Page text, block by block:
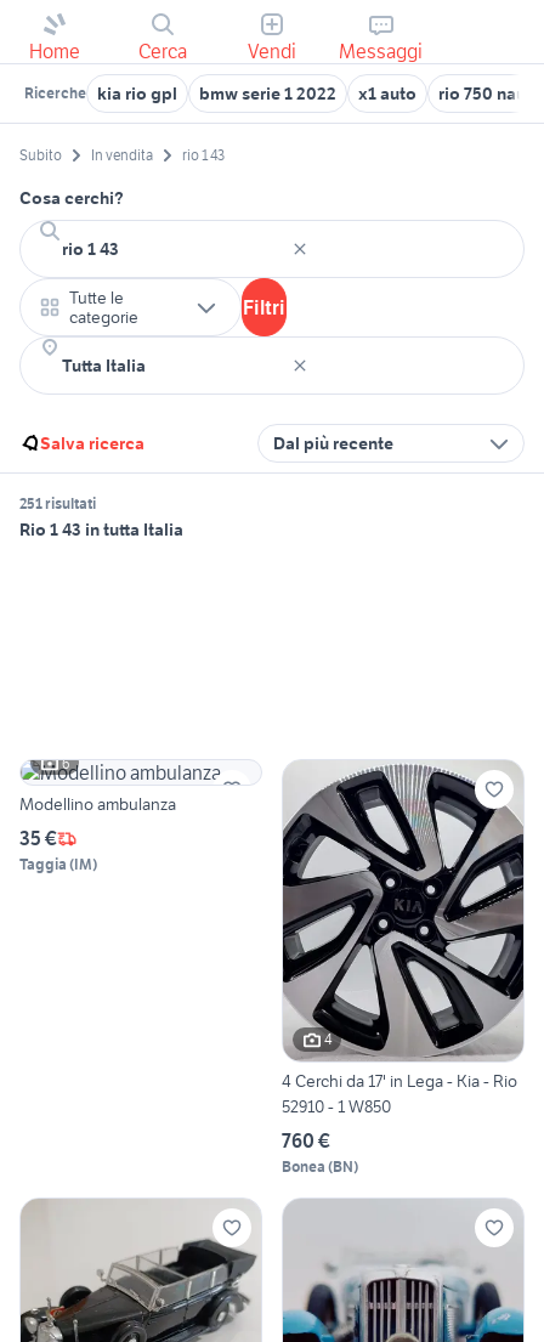
Home Cerca Vendi Messaggi
Ricerche kia rio gpl bmw serie 1 2022 x1 auto rio 750
Subito In vendita rio 1 43
Cosa cerchi?
Tutte le
categorie
Filtri
Salva ricerca Dal più recente
251 risultati
Rio 1 43 in tutta Italia
6
Modellino ambulanza
35 €
Taggia (IM)
4
4 Cerchi da 17' in Lega - Kia - Rio
52910 - 1 W850
760 €
Bonea (BN)